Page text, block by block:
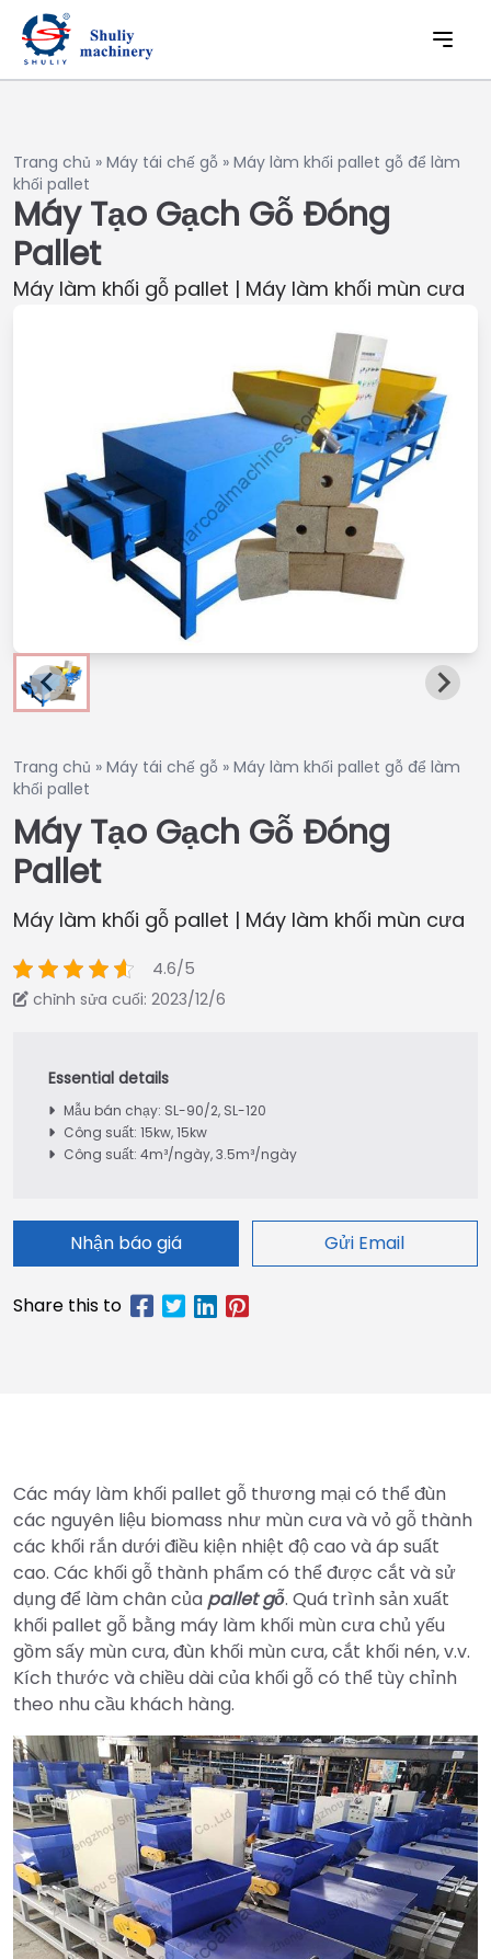
Trang chủ » Máy tái chế gỗ » Máy làm khối pallet gỗ để làm
khối pallet
Máy Tạo Gạch Gỗ Đóng
Pallet
Máy làm khối gỗ pallet | Máy làm khối mùn cưa
Trang chủ » Máy tái chế gỗ » Máy làm khối pallet gỗ để làm
khối pallet
Máy Tạo Gạch Gỗ Đóng
Pallet
Máy làm khối gỗ pallet | Máy làm khối mùn cưa
4.6/5
chỉnh sửa cuối: 2023/12/6
Mẫu bán chạy: SL-90/2, SL-120
Công suất: 15kw, 15kw
Công suất: 4m³/ngày, 3.5m³/ngày
Nhận báo giá Gửi Email
Các máy làm khối pallet gỗ thương mại có thể đùn
các nguyên liệu biomass như mùn cưa và vỏ gỗ thành
các khối rắn dưới điều kiện nhiệt độ cao và áp suất
cao. Các khối gỗ thành phẩm có thể được cắt và sử
dụng để làm chân của pallet gỗ. Quá trình sản xuất
khối pallet gỗ bằng máy làm khối mùn cưa chủ yếu
gồm sấy mùn cưa, đùn khối mùn cưa, cắt khối nén, v.v.
Kích thước và chiều dài của khối gỗ có thể tùy chỉnh
theo nhu cầu khách hàng.